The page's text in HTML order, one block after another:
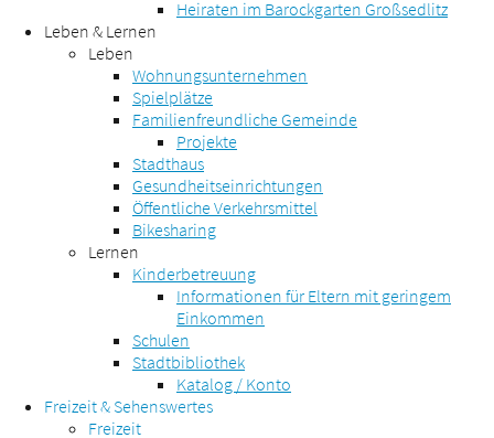
Heiraten im Barockgarten Großsedlitz
Leben & Lernen
Leben
Wohnungsunternehmen
Spielplätze
Familienfreundliche Gemeinde
Projekte
Stadthaus
Gesundheitseinrichtungen
Öffentliche Verkehrsmittel
Bikesharing
Lernen
Kinderbetreuung
Informationen für Eltern mit geringem
Einkommen
Schulen
Stadtbibliothek
Katalog / Konto
Freizeit & Sehenswertes
Freizeit